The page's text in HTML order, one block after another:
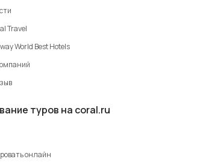
Travel
World Best Hotels
туров на coral.ru
онлайн